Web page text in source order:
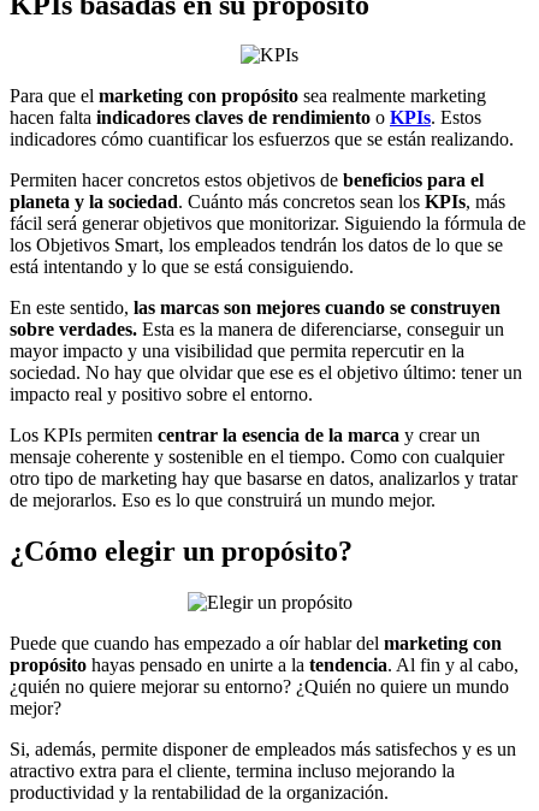
Para que el marketing con propósito sea realmente marketing
hacen falta indicadores claves de rendimiento o KPIs. Estos
indicadores cómo cuantificar los esfuerzos que se están realizando.
Permiten hacer concretos estos objetivos de beneficios para el
planeta y la sociedad. Cuánto más concretos sean los KPIs, más
fácil será generar objetivos que monitorizar. Siguiendo la fórmula de
los Objetivos Smart, los empleados tendrán los datos de lo que se
está intentando y lo que se está consiguiendo.
En este sentido, las marcas son mejores cuando se construyen
sobre verdades. Esta es la manera de diferenciarse, conseguir un
mayor impacto y una visibilidad que permita repercutir en la
sociedad. No hay que olvidar que ese es el objetivo último: tener un
impacto real y positivo sobre el entorno.
Los KPIs permiten centrar la esencia de la marca y crear un
mensaje coherente y sostenible en el tiempo. Como con cualquier
otro tipo de marketing hay que basarse en datos, analizarlos y tratar
de mejorarlos. Eso es lo que construirá un mundo mejor.
¿Cómo elegir un propósito?
Puede que cuando has empezado a oír hablar del marketing con
propósito hayas pensado en unirte a la tendencia. Al fin y al cabo,
¿quién no quiere mejorar su entorno? ¿Quién no quiere un mundo
mejor?
Si, además, permite disponer de empleados más satisfechos y es un
atractivo extra para el cliente, termina incluso mejorando la
productividad y la rentabilidad de la organización.